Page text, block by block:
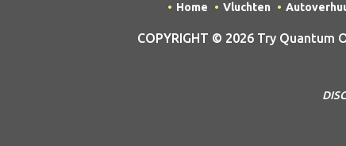
Home Vluchten
COPYRIGHT © 2026 Try